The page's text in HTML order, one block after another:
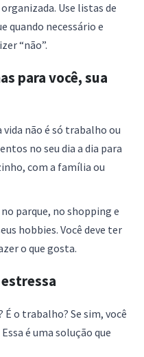
Use listas de
quando necessário e
“não”.
para você, sua
não é só trabalho ou
no seu dia a dia para
com a família ou
parque, no shopping e
hobbies. Você deve ter
o que gosta.
É o trabalho? Se sim, você
é uma solução que